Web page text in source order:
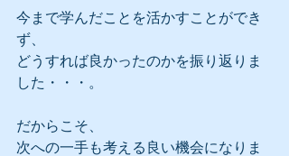
今まで学んだことを活かすことができ
ず、
どうすれば良かったのかを振り返りま
した・・・。
だからこそ、
次への一手も考える良い機会になりま